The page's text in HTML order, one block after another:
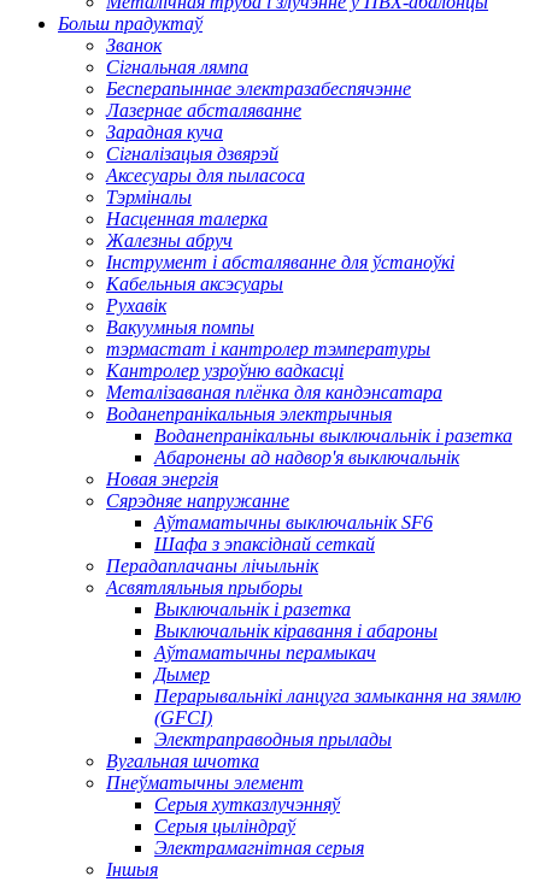
Больш прадуктаў
Званок
Сігнальная лямпа
Бесперапыннае электразабеспячэнне
Лазернае абсталяванне
Зарадная куча
Сігналізацыя дзвярэй
Аксесуары для пыласоса
Тэрміналы
Насценная талерка
Жалезны абруч
Інструмент і абсталяванне для ўстаноўкі
Кабельныя аксэсуары
Рухавік
Вакуумныя помпы
тэрмастат і кантролер тэмпературы
Кантролер узроўню вадкасці
Металізаваная плёнка для кандэнсатара
Воданепранікальныя электрычныя
Воданепранікальны выключальнік і разетка
Абаронены ад надвор'я выключальнік
Новая энергія
Сярэдняе напружанне
Аўтаматычны выключальнік SF6
Шафа з эпаксіднай сеткай
Перадаплачаны лічыльнік
Асвятляльныя прыборы
Выключальнік і разетка
Выключальнік кіравання і абароны
Аўтаматычны перамыкач
Дымер
Перарывальнікі ланцуга замыкання на зямлю
(GFCI)
Электраправодныя прылады
Вугальная шчотка
Пнеўматычны элемент
Серыя хутказлучэнняў
Серыя цыліндраў
Электрамагнітная серыя
Іншыя